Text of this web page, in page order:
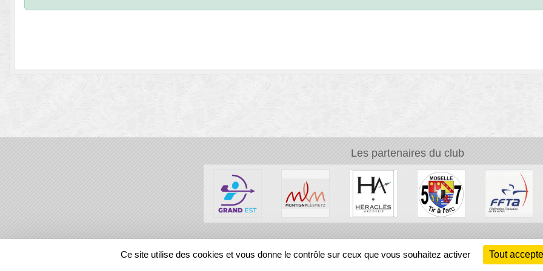
Les partenaires du club
REGIONS
Ce site utilise des cookies et vous donne le contrôle sur ceux que vous souhaitez activer Tout